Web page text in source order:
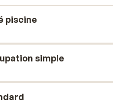
Les vacanciers les plus
participeront à des
à la découverte des
gravées dans votre
piscine
simple